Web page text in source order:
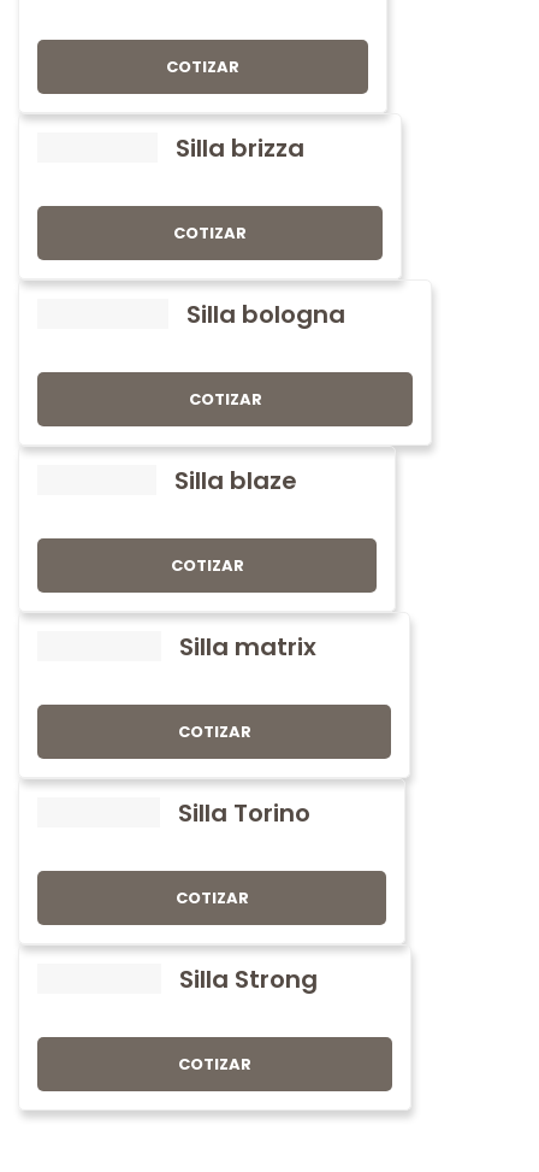
COTIZAR
Silla brizza
COTIZAR
Silla bologna
COTIZAR
Silla blaze
COTIZAR
Silla matrix
COTIZAR
Silla Torino
COTIZAR
Silla Strong
COTIZAR